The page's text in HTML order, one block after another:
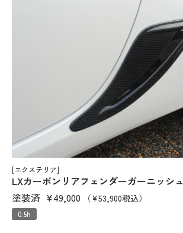
[エクステリア]
LXカーボンリアフェンダーガーニッシュ
塗装済 ¥49,000 （¥53,900税込）
0.5h